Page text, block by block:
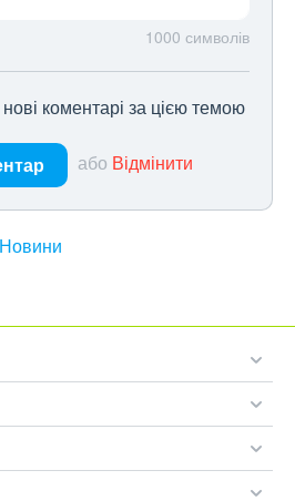
1000 символів
коментарі за цією темою
або Відмінити
Новини